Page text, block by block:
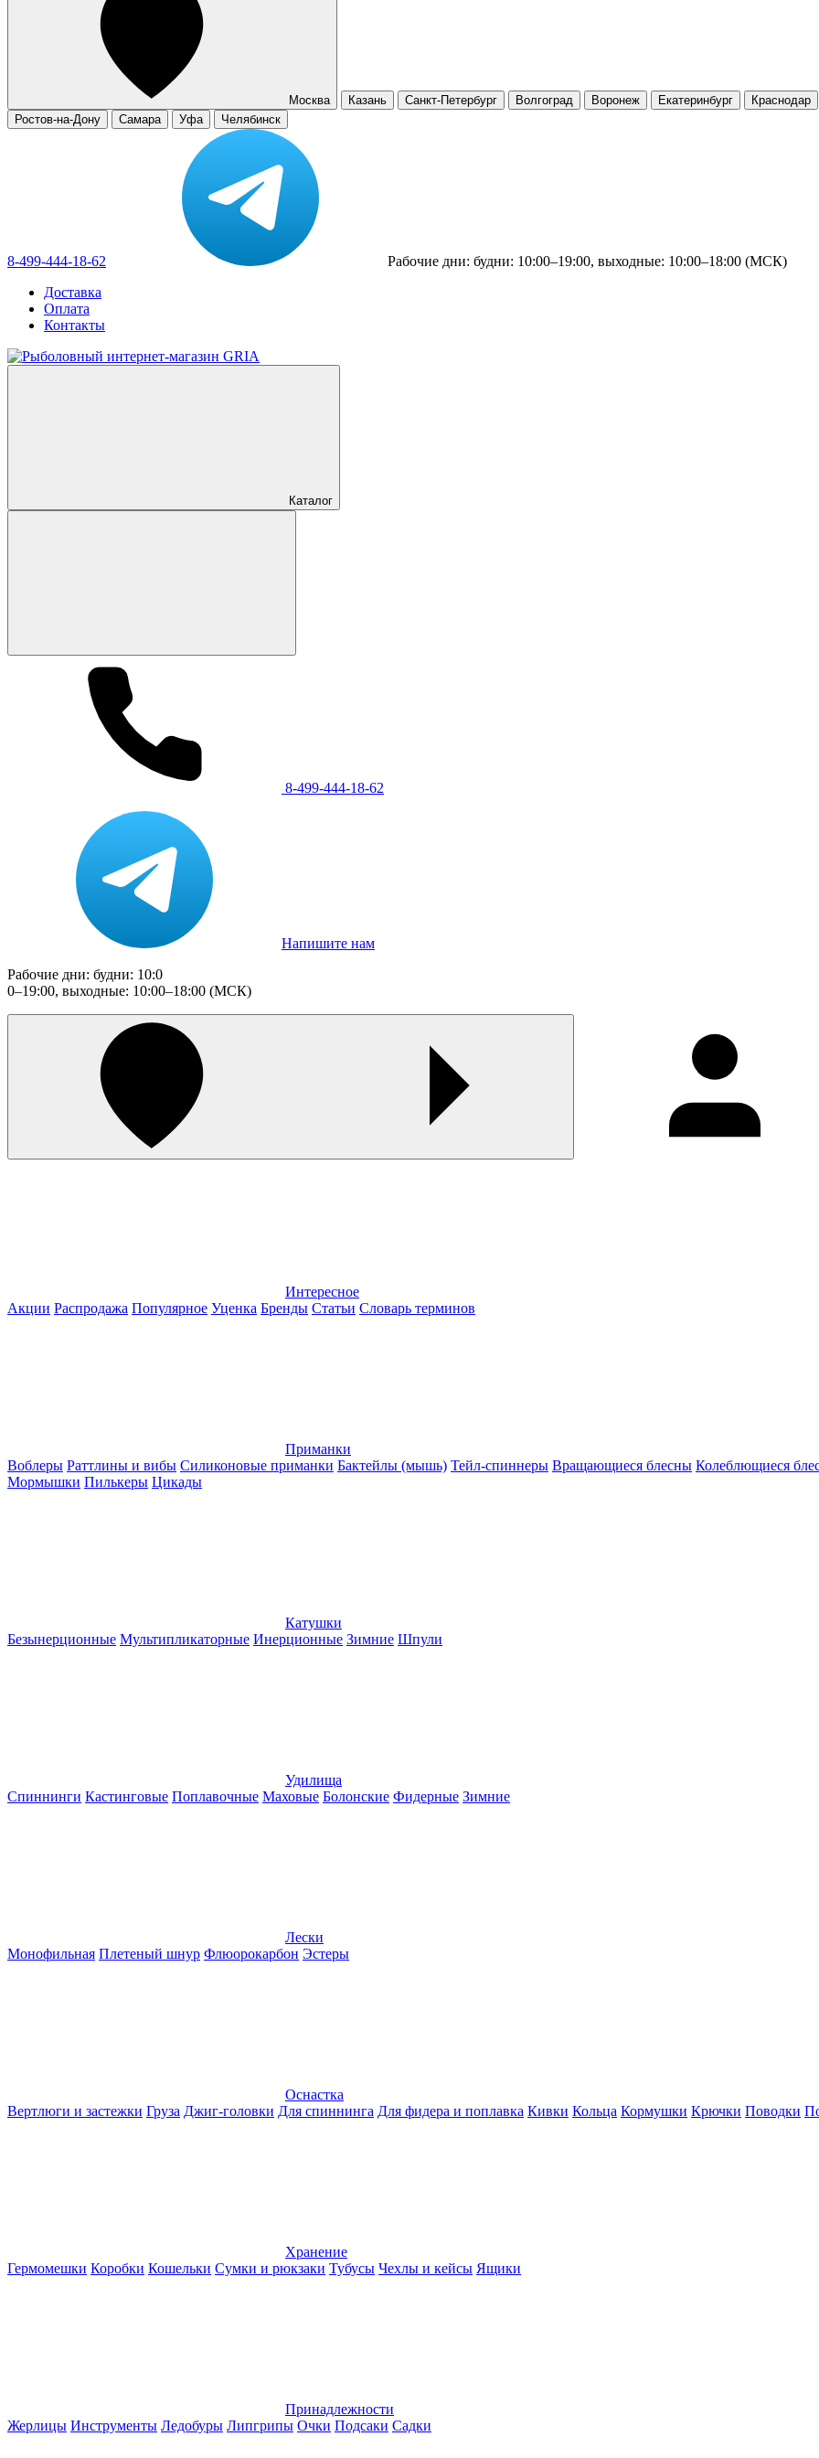
Москва Казань Санкт-Петербург Волгоград Воронеж Екатеринбург Краснодар
Ростов-на-Дону
Самара Уфа Челябинск
8-499-444-18-62
Рабочие дни: будни: 10:00–19:00, выходные: 10:00–18:00 (МСК)
Доставка
Оплата
Контакты
Каталог
8-499-444-18-62
Напишите нам
Рабочие дни: будни: 10:0
0–19:00, выходные: 10:00–18:00 (МСК)
Интересное
Акции Распродажа Популярное Уценка Бренды Статьи Словарь терминов
Приманки
Воблеры Раттлины и вибы Силиконовые приманки Бактейлы (мышь) Тейл-спиннеры Вращающиеся блесны Колеблющиеся
Мормышки Пилькеры Цикады
Катушки
Безынерционные Мультипликаторные Инерционные Зимние Шпули
Удилища
Спиннинги Кастинговые Поплавочные Маховые Болонские Фидерные Зимние
Лески
Монофильная Плетеный шнур Флюорокарбон Эстеры
Оснастка
Вертлюги и застежки Груза Джиг-головки Для спиннинга Для фидера и поплавка Кивки Кольца Кормушки Крючки Поводки
Хранение
Гермомешки Коробки Кошельки Сумки и рюкзаки Тубусы Чехлы и кейсы Ящики
Принадлежности
Жерлицы Инструменты Ледобуры Липгрипы Очки Подсаки Садки